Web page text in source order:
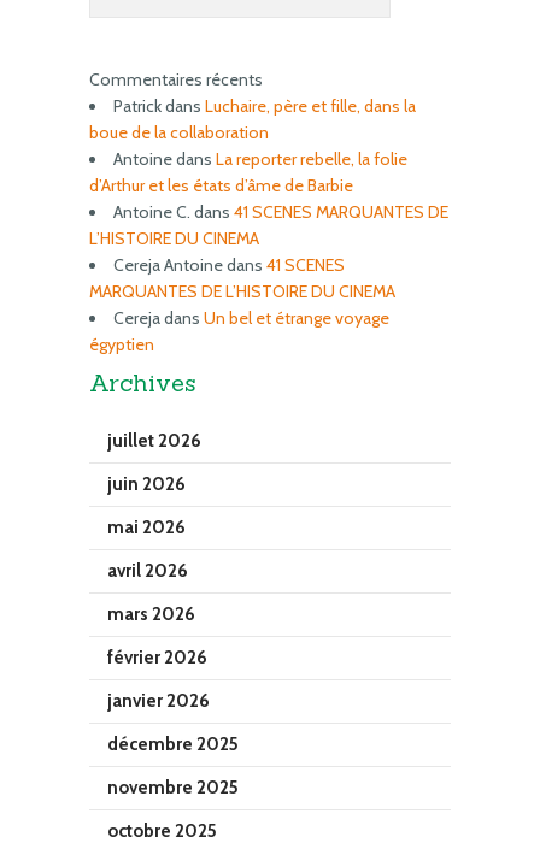
Commentaires récents
Patrickdans Luchaire, père et fille, dans la
boue de la collaboration
Antoinedans La reporter rebelle, la folie
d’Arthur et les états d’âme de Barbie
Antoine C. dans 41 SCENES MARQUANTES DE
L’HISTOIRE DU CINEMA
Cereja Antoinedans 41 SCENES
MARQUANTES DE L’HISTOIRE DU CINEMA
Cerejadans Un bel et étrange voyage
égyptien
Archives
juillet 2026
juin 2026
mai 2026
avril 2026
mars 2026
février 2026
janvier 2026
décembre 2025
novembre 2025
octobre 2025